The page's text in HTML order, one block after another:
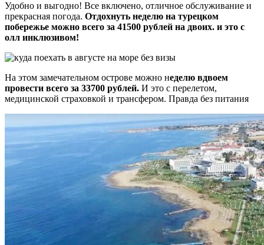
Удобно и выгодно! Все включено, отличное обслуживание и
прекрасная погода. Отдохнуть неделю на турецком
побережье можно всего за 41500 рублей на двоих. и это с
олл инклюзивом!
На этом замечательном острове можно неделю вдвоем
провести всего за 33700 рублей. И это с перелетом,
медицинской страховкой и трансфером. Правда без питания